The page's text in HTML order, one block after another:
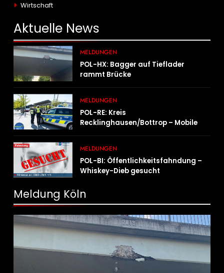
Wirtschaft
Aktuelle News
MELDUNGEN
POL-HX: Bagger auf Tieflader
rammt Brücke
MELDUNGEN
POL-RE: Kreis
Recklinghausen/Bottrop – Mobile
MELDUNGEN
POL-BI: Öffentlichkeitsfahndung –
Whiskey-Dieb gesucht
Meldung Köln